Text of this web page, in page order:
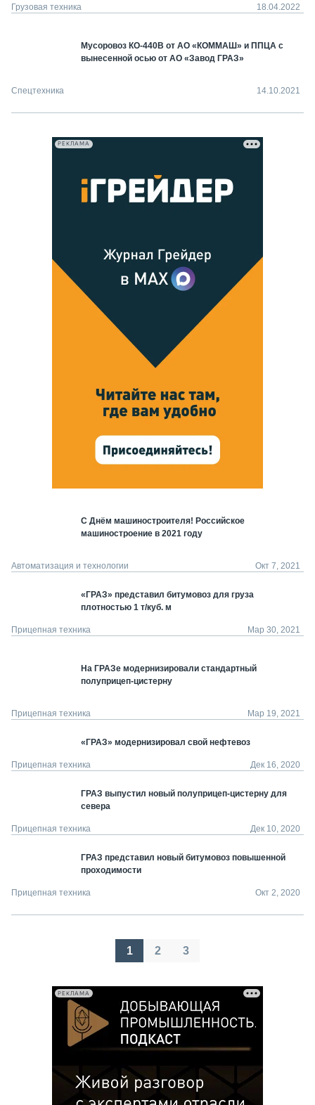
Грузовая техника 18.04.2022
Мусоровоз КО-440В от АО «КОММАШ» и ППЦА с
вынесенной осью от АО «Завод ГРАЗ»
Спецтехника 14.10.2021
РЕКЛАМА
С Днём машиностроителя! Российское
машиностроение в 2021 году
Автоматизация и технологии Окт 7, 2021
«ГРАЗ» представил битумовоз для груза
плотностью 1 т/куб. м
Прицепная техника Мар 30, 2021
На ГРАЗе модернизировали стандартный
полуприцеп-цистерну
Прицепная техника Мар 19, 2021
«ГРАЗ» модернизировал свой нефтевоз
Прицепная техника Дек 16, 2020
ГРАЗ выпустил новый полуприцеп-цистерну для
севера
Прицепная техника Дек 10, 2020
ГРАЗ представил новый битумовоз повышенной
проходимости
Прицепная техника Окт 2, 2020
Пагинация
1 2 3
РЕКЛАМА